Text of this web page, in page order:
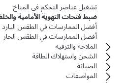
تشغيل عناصر التحكم في المناخ
ضبط فتحات التهوية الأمامية والخلفية
أفضل الممارسات في الطقس البارد
أفضل الممارسات في الطقس الحار
الملاحة والترفيه
الشحن واستهلاك الطاقة
الصيانة
المواصفات